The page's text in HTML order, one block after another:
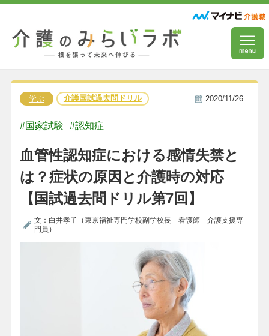
学ぶ 介護国試過去問ドリル 2020/11/26
#国家試験 #認知症
血管性認知症における感情失禁と
は？症状の原因と介護時の対応
【国試過去問ドリル第7回】
文：白井孝子（東京福祉専門学校副学校長 看護師 介護支援専
門員）